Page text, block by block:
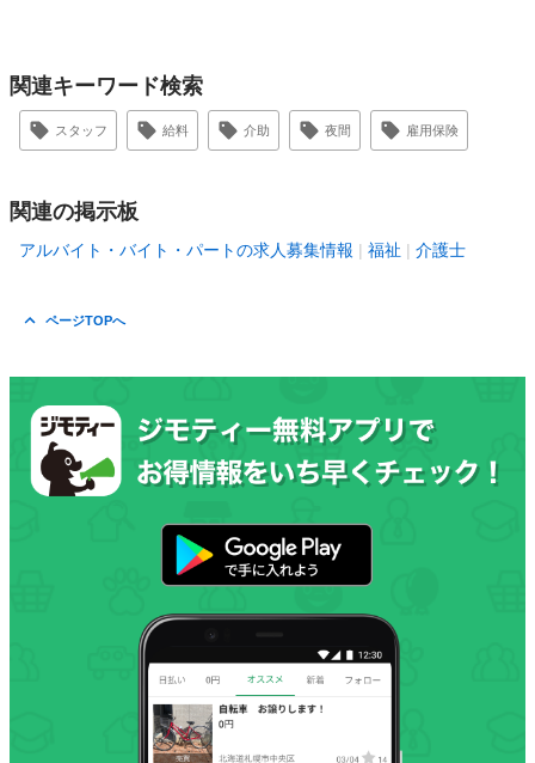
関連キーワード検索
スタッフ 給料 介助 夜間 雇用保険
関連の掲示板
アルバイト・バイト・パートの求人募集情報 福祉 介護士
ページTOPへ